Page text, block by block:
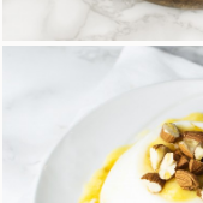
Tagliatelle ai 5